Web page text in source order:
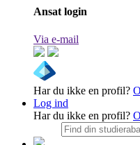
Ansat login
Via e-mail
Har du ikke en profil?
Log ind
Har du ikke en profil?